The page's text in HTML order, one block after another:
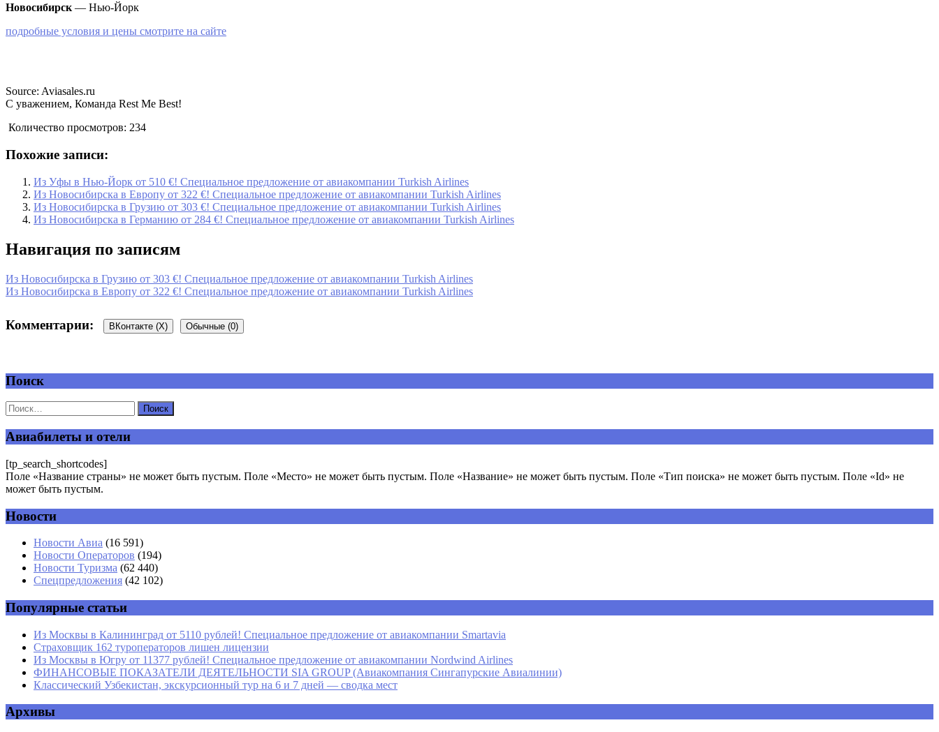
Новосибирск — Нью-Йорк
подробные условия и цены смотрите на сайте
Source: Aviasales.ru
С уважением, Команда Rest Me Best!
Количество просмотров: 234
Похожие записи:
Из Уфы в Нью-Йорк от 510 €! Специальное предложение от авиакомпании Turkish Airlines
Из Новосибирска в Европу от 322 €! Специальное предложение от авиакомпании Turkish Airlines
Из Новосибирска в Грузию от 303 €! Специальное предложение от авиакомпании Turkish Airlines
Из Новосибирска в Германию от 284 €! Специальное предложение от авиакомпании Turkish Airlines
Навигация по записям
Из Новосибирска в Грузию от 303 €! Специальное предложение от авиакомпании Turkish Airlines
Из Новосибирска в Европу от 322 €! Специальное предложение от авиакомпании Turkish Airlines
Комментарии: ВКонтакте (X) Обычные (0)
Добавить комментарий
Ваш адрес email не будет опубликован.
Комментарий
Имя *
Email*
Поиск
Авиабилеты и отели
[tp_search_shortcodes]
Поле «Название страны» не может быть пустым. Поле «Место» не может быть пустым. Поле «Название» не может быть пустым. Поле «Тип поиска» не может быть пустым. Поле «Id» не
может быть пустым.
Новости
Новости Авиа (16 591)
Новости Операторов (194)
Новости Туризма (62 440)
Спецпредложения (42 102)
Популярные статьи
Из Москвы в Калининград от 5110 рублей! Специальное предложение от авиакомпании Smartavia
Страховщик 162 туроператоров лишен лицензии
Из Москвы в Югру от 11377 рублей! Специальное предложение от авиакомпании Nordwind Airlines
ФИНАНСОВЫЕ ПОКАЗАТЕЛИ ДЕЯТЕЛЬНОСТИ SIA GROUP (Авиакомпания Сингапурские Авиалинии)
Классический Узбекистан, экскурсионный тур на 6 и 7 дней — сводка мест
Архивы